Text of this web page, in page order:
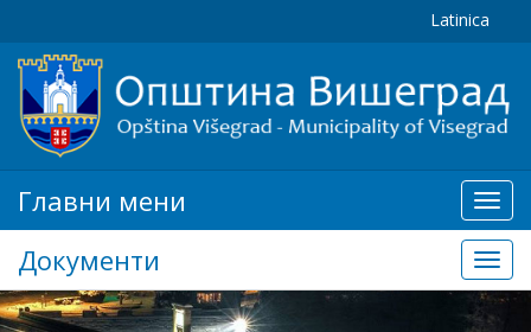
Latinica
мени
Главни мени
Документи